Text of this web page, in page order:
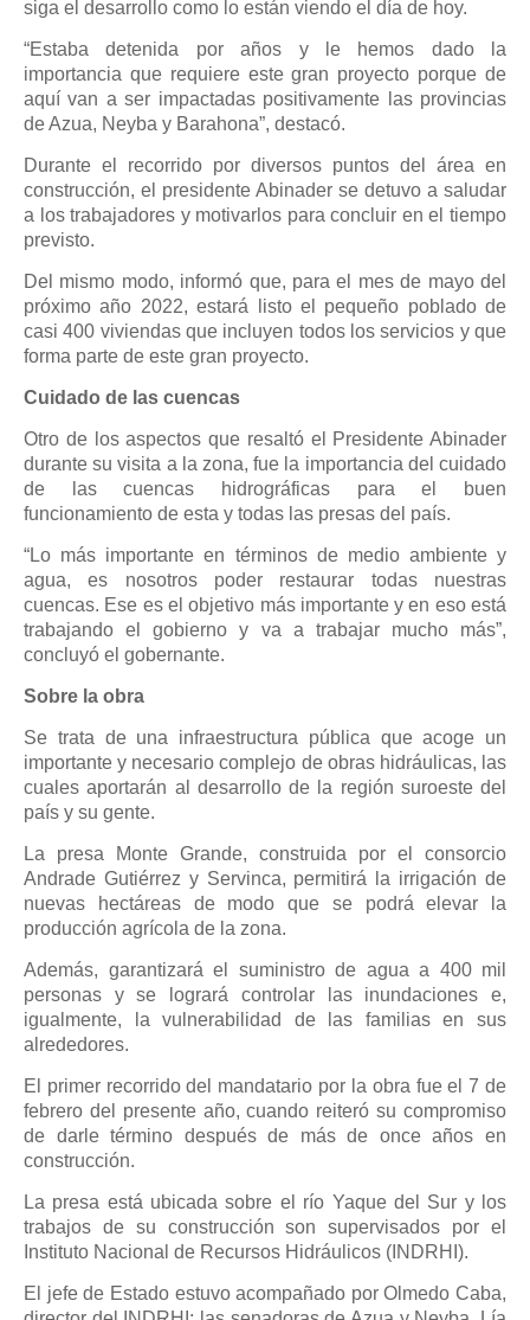
siga el desarrollo como lo están viendo el día de hoy.
“Estaba detenida por años y le hemos dado la
importancia que requiere este gran proyecto porque de
aquí van a ser impactadas positivamente las provincias
de Azua, Neyba y Barahona”, destacó.
Durante el recorrido por diversos puntos del área en
construcción, el presidente Abinader se detuvo a saludar
a los trabajadores y motivarlos para concluir en el tiempo
previsto.
Del mismo modo, informó que, para el mes de mayo del
próximo año 2022, estará listo el pequeño poblado de
casi 400 viviendas que incluyen todos los servicios y que
forma parte de este gran proyecto.
Cuidado de las cuencas
Otro de los aspectos que resaltó el Presidente Abinader
durante su visita a la zona, fue la importancia del cuidado
de las cuencas hidrográficas para el buen
funcionamiento de esta y todas las presas del país.
“Lo más importante en términos de medio ambiente y
agua, es nosotros poder restaurar todas nuestras
cuencas. Ese es el objetivo más importante y en eso está
trabajando el gobierno y va a trabajar mucho más”,
concluyó el gobernante.
Sobre la obra
Se trata de una infraestructura pública que acoge un
importante y necesario complejo de obras hidráulicas, las
cuales aportarán al desarrollo de la región suroeste del
país y su gente.
La presa Monte Grande, construida por el consorcio
Andrade Gutiérrez y Servinca, permitirá la irrigación de
nuevas hectáreas de modo que se podrá elevar la
producción agrícola de la zona.
Además, garantizará el suministro de agua a 400 mil
personas y se logrará controlar las inundaciones e,
igualmente, la vulnerabilidad de las familias en sus
alrededores.
El primer recorrido del mandatario por la obra fue el 7 de
febrero del presente año, cuando reiteró su compromiso
de darle término después de más de once años en
construcción.
La presa está ubicada sobre el río Yaque del Sur y los
trabajos de su construcción son supervisados por el
Instituto Nacional de Recursos Hidráulicos (INDRHI).
El jefe de Estado estuvo acompañado por Olmedo Caba,